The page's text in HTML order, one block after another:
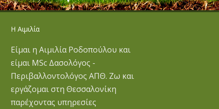
Η Αιμιλία
Είμαι η Αιμιλία Ροδοπούλου και
είμαι MSc Δασολόγος -
Περιβαλλοντολόγος ΑΠΘ. Ζω και
εργάζομαι στη Θεσσαλονίκη
παρέχοντας υπηρεσίες